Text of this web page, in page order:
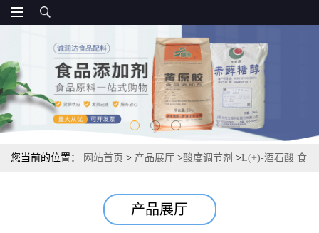
您当前的位置： 网站首页 > 产品展厅 >酸度调节剂 >L(+)-酒石酸 食
产品展厅